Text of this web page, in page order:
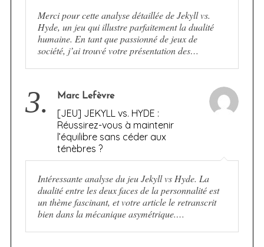
Merci pour cette analyse détaillée de Jekyll vs.
Hyde, un jeu qui illustre parfaitement la dualité
humaine. En tant que passionné de jeux de
société, j’ai trouvé votre présentation des…
3. Marc Lefèvre
[JEU] JEKYLL vs. HYDE :
Réussirez-vous à maintenir
l’équilibre sans céder aux
ténèbres ?
Intéressante analyse du jeu Jekyll vs Hyde. La
dualité entre les deux faces de la personnalité est
un thème fascinant, et votre article le retranscrit
bien dans la mécanique asymétrique.…